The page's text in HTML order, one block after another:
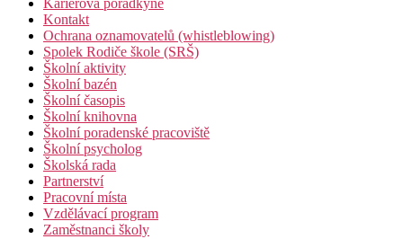
Kariérová poradkyně
Kontakt
Ochrana oznamovatelů (whistleblowing)
Spolek Rodiče škole (SRŠ)
Školní aktivity
Školní bazén
Školní časopis
Školní knihovna
Školní poradenské pracoviště
Školní psycholog
Školská rada
Partnerství
Pracovní místa
Vzdělávací program
Zaměstnanci školy